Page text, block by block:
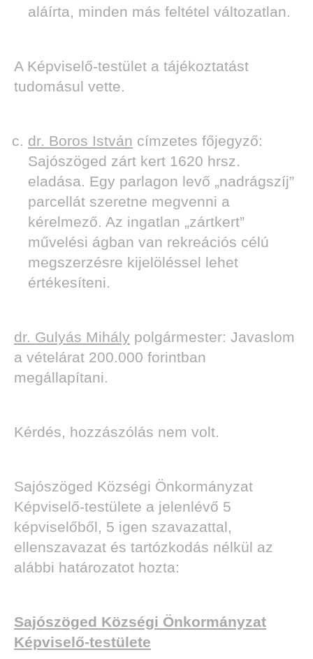
aláírta, minden más feltétel változatlan.
A Képviselő-testület a tájékoztatást
tudomásul vette.
dr. Boros István címzetes főjegyző:
Sajószöged zárt kert 1620 hrsz.
eladása. Egy parlagon levő „nadrágszíj”
parcellát szeretne megvenni a
kérelmező. Az ingatlan „zártkert”
művelési ágban van rekreációs célú
megszerzésre kijelöléssel lehet
értékesíteni.
dr. Gulyás Mihály polgármester: Javaslom
a vételárat 200.000 forintban
megállapítani.
Kérdés, hozzászólás nem volt.
Sajószöged Községi Önkormányzat
Képviselő-testülete a jelenlévő 5
képviselőből, 5 igen szavazattal,
ellenszavazat és tartózkodás nélkül az
alábbi határozatot hozta:
Sajószöged Községi Önkormányzat
Képviselő-testülete